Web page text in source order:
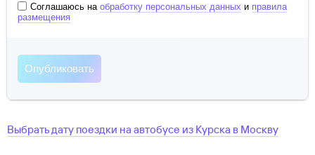
Соглашаюсь на обработку персональных данных и правила
размещения
Выбрать дату поездки на автобусе из Курска в Москву